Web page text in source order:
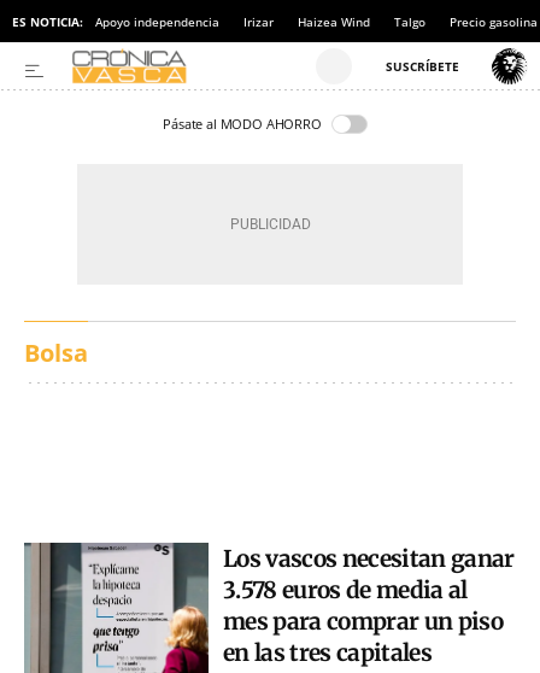
ES NOTICIA: Apoyo independencia Irizar Haizea Wind Talgo Precio gasolina
Pásate al MODO AHORRO
Bolsa
Los vascos necesitan ganar
3.578 euros de media al
mes para comprar un piso
en las tres capitales